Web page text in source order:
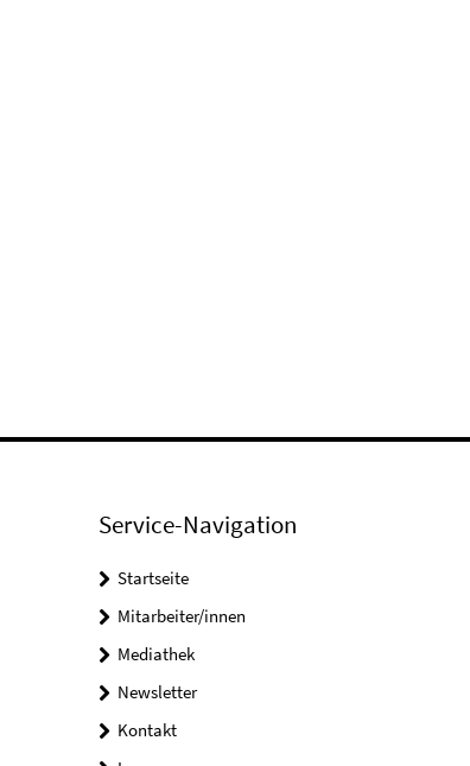
Service-Navigation
Startseite
Mitarbeiter/innen
Mediathek
Newsletter
Kontakt